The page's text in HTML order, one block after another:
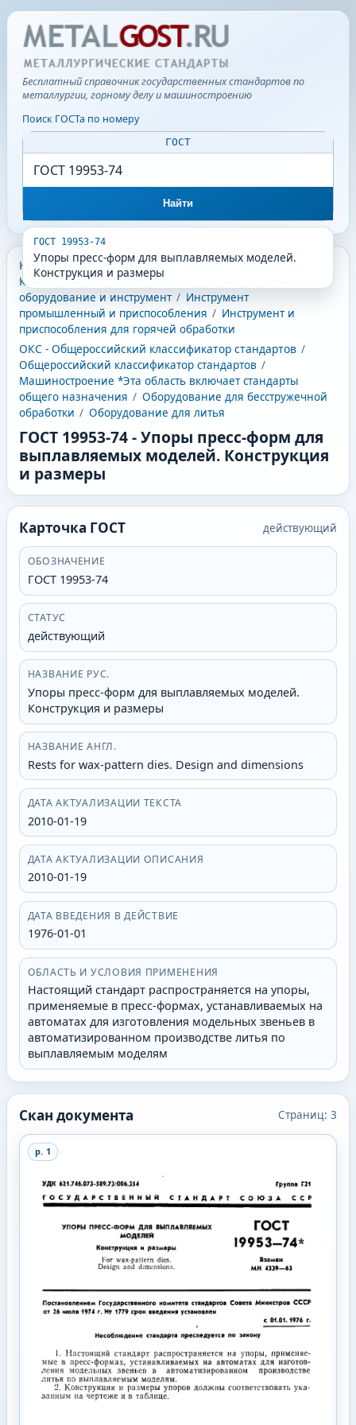
Бесплатный справочник государственных стандартов по
металлургии, горному делу и машиностроению
Поиск ГОСТа по номеру
ГОСТ
Найти
ГОСТ 19953-74
Упоры пресс-форм для выплавляемых моделей.
Конструкция и размеры
КГС - Классификатор государственных стандартов
Классификатор государственных стандартов
оборудование и инструмент / Инструмент
промышленный и приспособления / Инструмент и
приспособления для горячей обработки
ОКС - Общероссийский классификатор стандартов /
Общероссийский классификатор стандартов /
Машиностроение *Эта область включает стандарты
общего назначения / Оборудование для бесстружечной
обработки / Оборудование для литья
ГОСТ 19953-74-Упоры пресс-форм для
выплавляемых моделей. Конструкция
и размеры
Карточка ГОСТ действующий
ОБОЗНАЧЕНИЕ
ГОСТ 19953-74
СТАТУС
действующий
НАЗВАНИЕ РУС.
Упоры пресс-форм для выплавляемых моделей.
Конструкция и размеры
НАЗВАНИЕ АНГЛ.
Rests for wax-pattern dies. Design and dimensions
ДАТА АКТУАЛИЗАЦИИ ТЕКСТА
2010-01-19
ДАТА АКТУАЛИЗАЦИИ ОПИСАНИЯ
2010-01-19
ДАТА ВВЕДЕНИЯ В ДЕЙСТВИЕ
1976-01-01
ОБЛАСТЬ И УСЛОВИЯ ПРИМЕНЕНИЯ
Настоящий стандарт распространяется на упоры,
применяемые в пресс-формах, устанавливаемых на
автоматах для изготовления модельных звеньев в
автоматизированном производстве литья по
выплавляемым моделям
Скан документа Страниц:3
p. 1